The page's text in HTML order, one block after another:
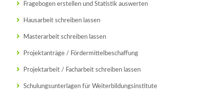
Fragebogen erstellen und Statistik auswerten
Hausarbeit schreiben lassen
Masterarbeit schreiben lassen
Projektanträge / Fördermittelbeschaffung
Projektarbeit / Facharbeit schreiben lassen
Schulungsunterlagen für Weiterbildungsinstitute